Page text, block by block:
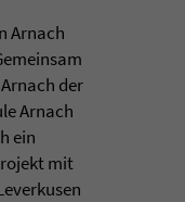
Arnach
der
Arnach
ein
mit